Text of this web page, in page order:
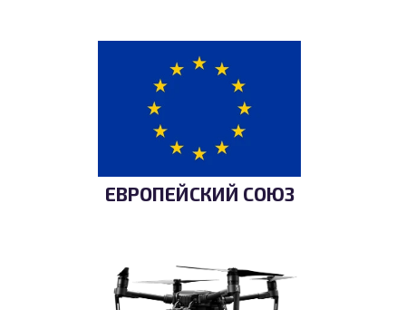
ЕВРОПЕЙСКИЙ СОЮЗ